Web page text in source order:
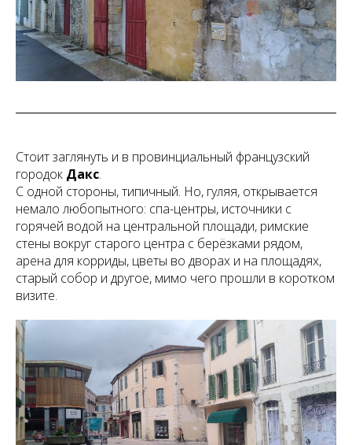
Стоит заглянуть и в провинциальный французский
городок Дакс.
С одной стороны, типичный. Но, гуляя, открывается
немало любопытного: спа-центры, источники с
горячей водой на центральной площади, римские
стены вокруг старого центра с берёзками рядом,
арена для корриды, цветы во дворах и на площадях,
старый собор и другое, мимо чего прошли в коротком
визите.